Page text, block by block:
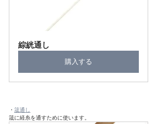
綜絖通し
購入する
・ 筬通し
筬に経糸を通すために使います。